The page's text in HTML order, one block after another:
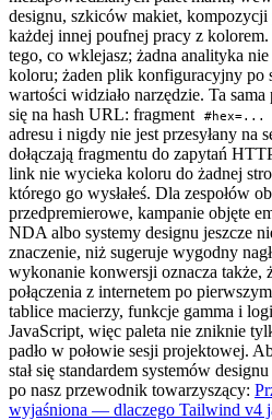
designu, szkiców makiet, kompozycji
każdej innej poufnej pracy z
tego, co wklejasz; żadna analityka
koloru; żaden plik konfiguracyjny po
wartości widziało narzędzie. Ta
się na hash URL: fragment
#hex=...
adresu i nigdy nie jest przesyłany na
dołączają fragmentu do zapytań
link nie wycieka koloru do żadnej
którego go wysłałeś. Dla zespołów
przedpremierowe, kampanie objęte
NDA albo systemy designu jeszcze
znaczenie, niż sugeruje wygodny
wykonanie konwersji oznacza także,
połączenia z internetem po
tablice macierzy, funkcje gamma i
JavaScript, więc paleta nie zniknie
padło w połowie sesji projektowej.
stał się standardem systemów
po nasz przewodnik towarzyszący:
wyjaśniona — dlaczego Tailwind v4